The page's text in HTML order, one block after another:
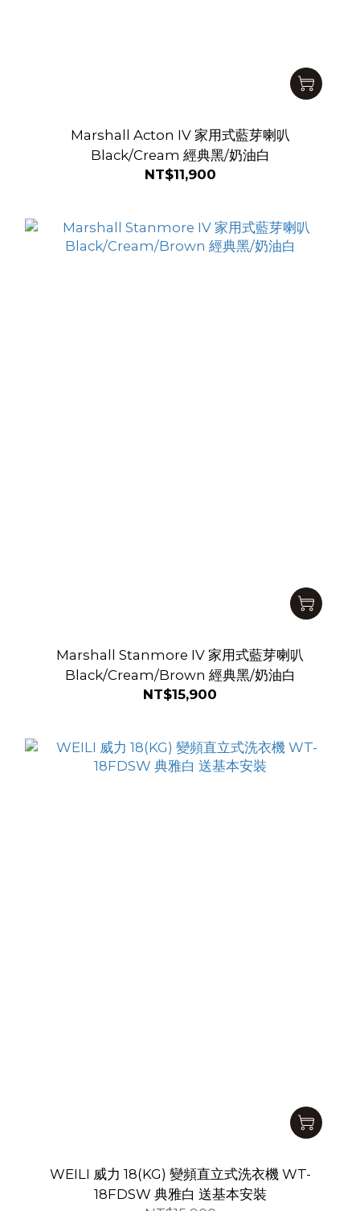
Marshall Acton IV 家用式藍芽喇叭
Black/Cream 經典黑/奶油白
NT$11,900
Marshall Stanmore IV 家用式藍芽喇叭
Black/Cream/Brown 經典黑/奶油白
NT$15,900
WEILI 威力 18(KG) 變頻直立式洗衣機 WT-
18FDSW 典雅白 送基本安裝